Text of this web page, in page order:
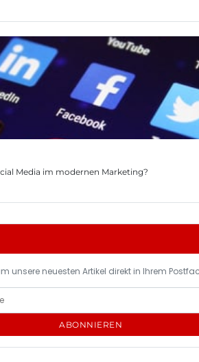
Media im modernen Marketing?
unsere neuesten Artikel direkt in Ihrem
ABONNIEREN